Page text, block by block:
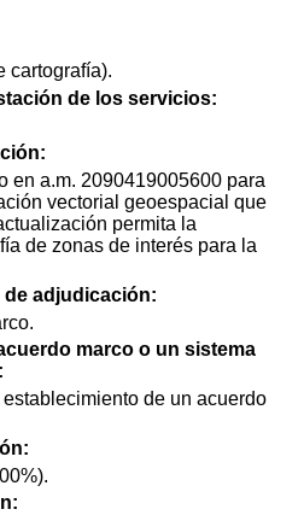
cartografía).
de los servicios:
en a.m. 2090419005600 para
vectorial geoespacial que
permita la
de zonas de interés para la
adjudicación:
marco o un sistema
de un acuerdo